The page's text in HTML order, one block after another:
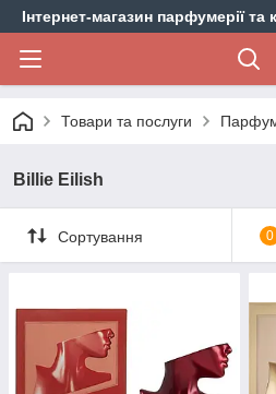
Інтернет-магазин парфумерії
Товари та послуги
Billie Eilish
Сортування 0